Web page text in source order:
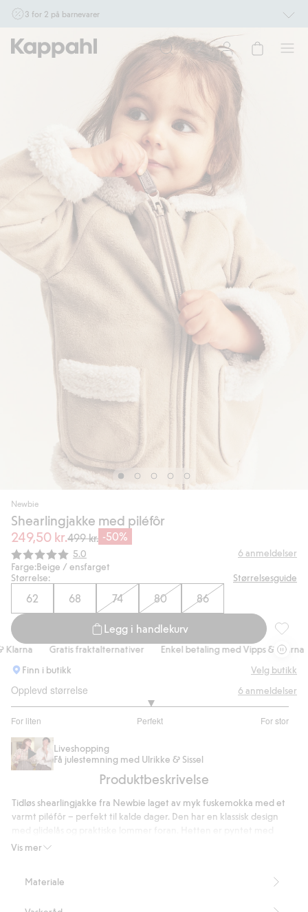
3 for 2 på barnevarer
Ikke Newbie. Gjelder når du handler 2 eller flere varer som inngår i tilbudet tom.
17/8 i butikk & online for deg som er eller blir medlem. Kan ikke kombineres med
andre tilbud eller rabatter.
Handle nå
Newbie
Shearlingjakke med piléfôr
249,50 kr.499 kr. -50%
Gjennomsnittskarakter:
5.0 6 anmeldelser
Farge:Beige / ensfarget
Størrelse:
Størrelsesguide
62 68 74 80 86
Legg i handlekurv
Gratis fraktalternativer Enkel betaling med Vipps & Klarna
Finn i butikk
Velg butikk
Opplevd størrelse
For liten Perfekt For stor
av
5
på
5
6 anmeldelser
Liveshopping
Få julestemning med Ulrikke & Sissel
Produktbeskrivelse
Vis mer
Tidløs shearlingjakke fra Newbie laget av myk fuskemokka med et
varmt piléfôr – perfekt til kalde dager. Den har en klassisk design
dekorative ører og kan tas av i størrelse 86 for ekstra fleksibilitet. Et
Dette produktet er laget av resirkulert polyester.
Materiale